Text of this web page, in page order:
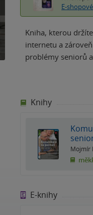
E-
Kniha, kterou
internetu a
problémy seniorů
Knihy
Mojmír
E-knihy